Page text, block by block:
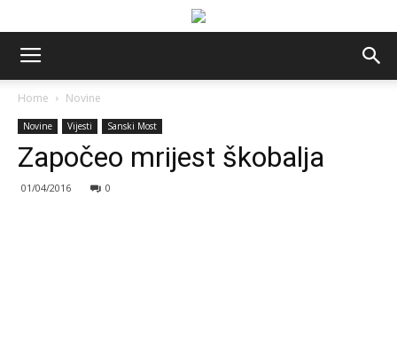
Home Novine
Novine Vijesti Sanski Most
Započeo mrijest škobalja
01/04/2016 0